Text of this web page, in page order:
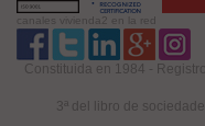
canales vivienda2 en la red
Constituida en 1984 -
3ª del libro de